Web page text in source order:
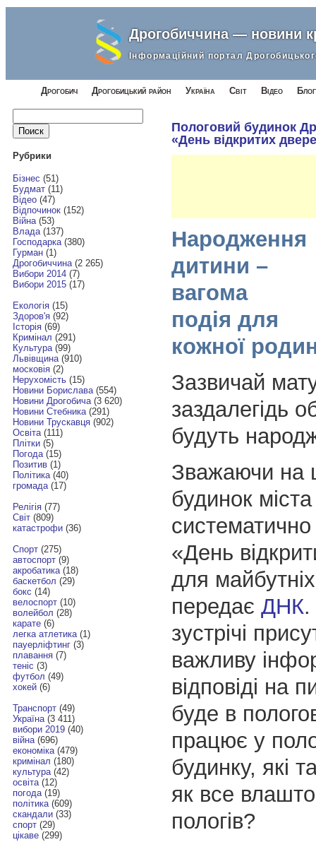
Дрогобиччина — новини
Інформаційний портал
Дрогобич Дрогобицький район Україна Світ Відео
Найти:
Рубрики
Бізнес (51)
Будмат(11)
Відео(47)
Відпочинок(152)
Війна(53)
Влада(137)
Господарка(380)
Гурман(1)
Дрогобиччина(2 265)
Вибори 2014(7)
Вибори 2015(17)
Екологія(15)
Здоров'я(92)
Історія(69)
Кримінал (291)
Культура(99)
Львівщина(910)
московія(2)
Нерухомість(15)
Новини Борислава(554)
Новини Дрогобича(3 620)
Новини Стебника(291)
Новини Трускавця(902)
Освіта(111)
Плітки(5)
Погода(15)
Позитив(1)
Політика(40)
громада(17)
Релігія(77)
Світ(809)
катастрофи(36)
Спорт(275)
автоспорт(9)
акробатика(18)
баскетбол (29)
бокс (14)
велоспорт(10)
волейбол (28)
карате(6)
легка атлетика(1)
пауерліфтинг(3)
плавання(7)
теніс (3)
футбол (49)
хокей(6)
Транспорт(49)
Україна(3 411)
вибори 2019(40)
війна(696)
економіка(479)
кримінал (180)
культура(42)
освіта(12)
погода(19)
політика(609)
скандали(33)
спорт(29)
цікаве(299)
Пологовий будинок
«День відкритих
Народження
дитини –
вагома
подія для
кожної
Зазвичай
заздалегідь
будуть
Зважаючи на
будинок міста
систематично
«День
для
передає ДНК.
зустрічі
важливу
відповіді на
буде в
працює у
будинку, які
як все
пологів?